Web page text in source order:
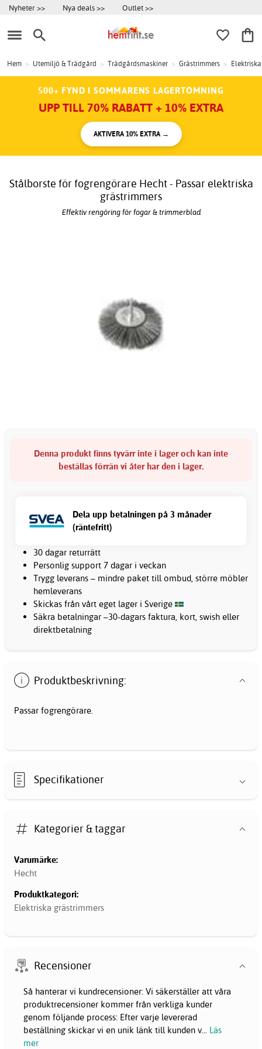
Nyheter >> Nya deals >> Outlet >>
Hem > Utemiljö & Trädgård > Trädgårdsmaskiner > Grästrimmers >
500+ FYND I SOMMARENS LAGERTÖMNING
UPP TILL 70% RABATT + 10% EXTRA
AKTIVERA 10% EXTRA →
Stålborste för fogrengörare Hecht - Passar elektriska
grästrimmers
Effektiv rengöring för fogar & trimmerblad
Denna produkt finns tyvärr inte i lager och kan inte
beställas förrän vi åter har den i lager.
Dela upp betalningen på 3 månader
(räntefritt)
30 dagar returrätt
Personlig support 7 dagar i veckan
Trygg leverans – mindre paket till ombud, större möbler
hemleverans
Skickas från vårt eget lager i Sverige
Säkra betalningar –30-dagars faktura, kort, swish eller
direktbetalning
Produktbeskrivning:
Passar fogrengörare.
Specifikationer
Kategorier & taggar
Varumärke:
Hecht
Produktkategori:
Elektriska grästrimmers
Recensioner
Så hanterar vi kundrecensioner: Vi säkerställer att våra
produktrecensioner kommer från verkliga kunder
genom följande process: Efter varje levererad
beställning skickar vi en unik länk till kunden v
Läs
mer